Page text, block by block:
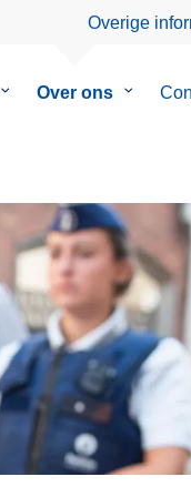
Overige
SubmenuOver ons